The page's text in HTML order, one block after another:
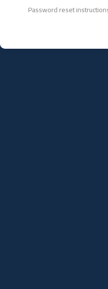
Password reset